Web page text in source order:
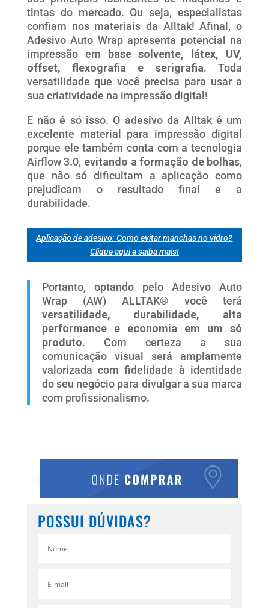
tintas do mercado. Ou seja, especialistas
confiam nos materiais da Alltak! Afinal, o
Adesivo Auto Wrap apresenta potencial na
impressão em base solvente, látex, UV,
offset, flexografia e serigrafia. Toda
versatilidade que você precisa para usar a
sua criatividade na impressão digital!
E não é só isso. O adesivo da Alltak é um
excelente material para impressão digital
porque ele também conta com a tecnologia
Airflow 3.0, evitando a formação de bolhas,
que não só dificultam a aplicação como
prejudicam o resultado final e a
durabilidade.
Aplicação de adesivo: Como evitar manchas no vidro?
Clique aqui e saiba mais!
Portanto, optando pelo Adesivo Auto
Wrap (AW) ALLTAK® você terá
versatilidade, durabilidade, alta
performance e economia em um só
produto. Com certeza a sua
comunicação visual será amplamente
valorizada com fidelidade à identidade
do seu negócio para divulgar a sua marca
com profissionalismo.
POSSUI DÚVIDAS?